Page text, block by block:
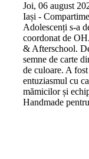
Joi, 06 august
Iași -
Adolescenți s-a
coordonat de
& Afterschool.
semne de carte
de culoare. A
entuziasmul cu
mămicilor și
Handmade